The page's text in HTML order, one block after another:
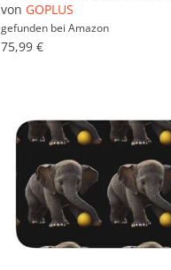
von GOPLUS
gefunden bei Amazon
75,99 €